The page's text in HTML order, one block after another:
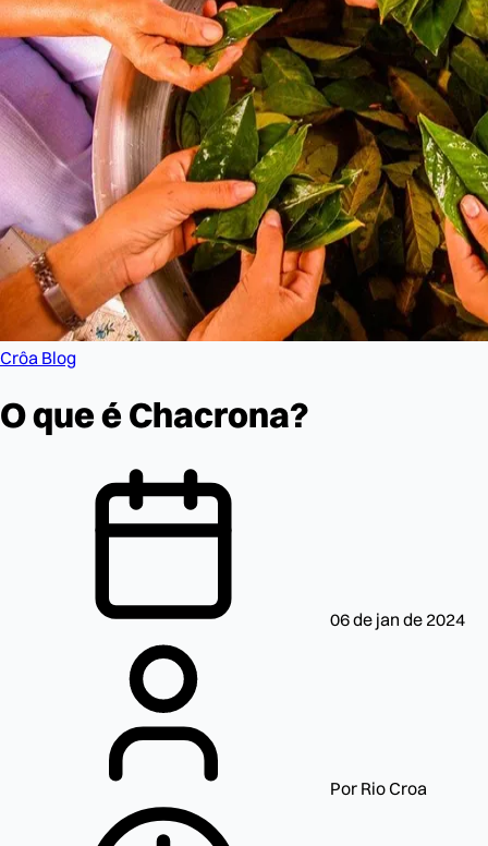
Crôa Blog
O que é Chacrona?
06 de jan de 2024
Por Rio Croa